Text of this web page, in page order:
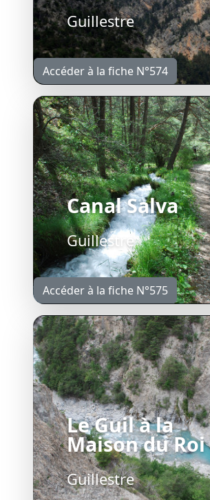
Guillestre
Accéder à la fiche N°574
Canal Salva
Guillestre
Accéder à la fiche N°575
Le Guil à la
Maison du Roi
Guillestre